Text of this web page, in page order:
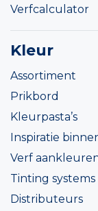
Verfcalculator
Kleur
Assortiment
Prikbord
Kleurpasta’s
Inspiratie
Verf
Tinting systems
Distributeurs